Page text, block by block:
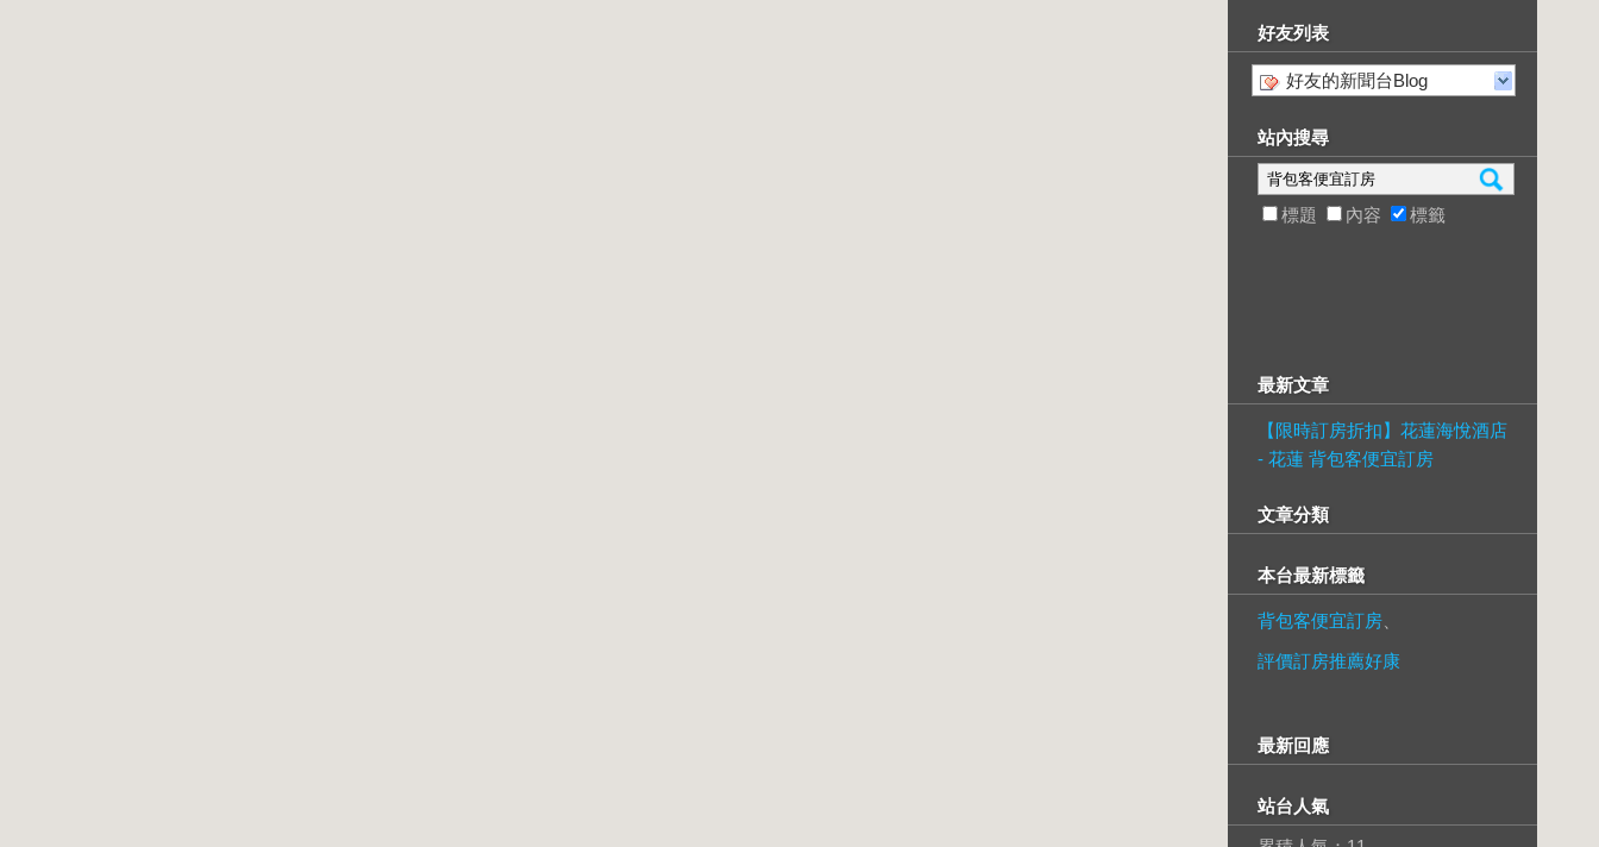
好友列表
好友的新聞台Blog
站內搜尋
標題 內容 標籤
最新文章
【限時訂房折扣】花蓮海悅酒店
- 花蓮 背包客便宜訂房
文章分類
本台最新標籤
背包客便宜訂房
評價訂房推薦好康
最新回應
站台人氣